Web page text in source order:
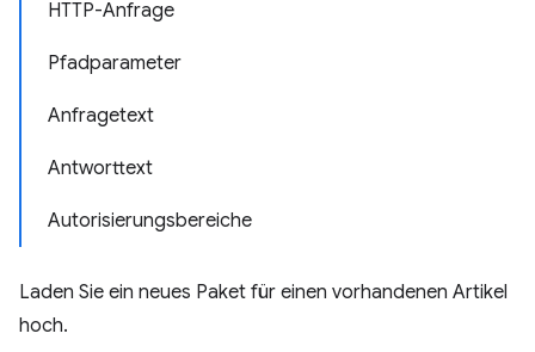
HTTP-Anfrage
Pfadparameter
Anfragetext
Antworttext
Autorisierungsbereiche
Laden Sie ein neues Paket für einen vorhandenen Artikel
hoch.